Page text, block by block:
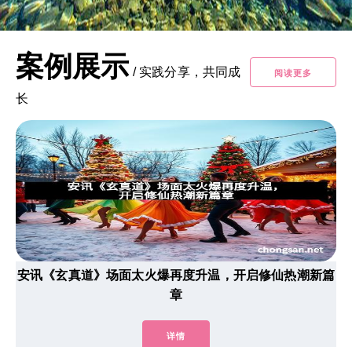
案例展示 / 实践分享，共同成
长
阅读更多
安讯《玄真道》场面太火爆再度升温，开启修仙热潮新篇
章
详情